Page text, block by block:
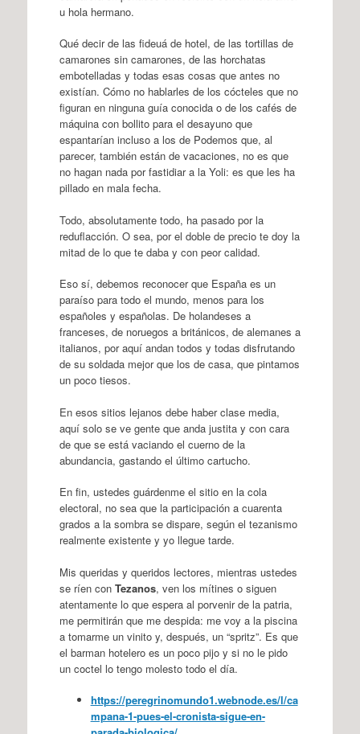
u hola hermano.
Qué decir de las fideuá de hotel, de las tortillas de
camarones sin camarones, de las horchatas
embotelladas y todas esas cosas que antes no
existían. Cómo no hablarles de los cócteles que no
figuran en ninguna guía conocida o de los cafés de
máquina con bollito para el desayuno que
espantarían incluso a los de Podemos que, al
parecer, también están de vacaciones, no es que
no hagan nada por fastidiar a la Yoli: es que les ha
pillado en mala fecha.
Todo, absolutamente todo, ha pasado por la
reduflacción. O sea, por el doble de precio te doy la
mitad de lo que te daba y con peor calidad.
Eso sí, debemos reconocer que España es un
paraíso para todo el mundo, menos para los
españoles y españolas. De holandeses a
franceses, de noruegos a británicos, de alemanes a
italianos, por aquí andan todos y todas disfrutando
de su soldada mejor que los de casa, que pintamos
un poco tiesos.
En esos sitios lejanos debe haber clase media,
aquí solo se ve gente que anda justita y con cara
de que se está vaciando el cuerno de la
abundancia, gastando el último cartucho.
En fin, ustedes guárdenme el sitio en la cola
electoral, no sea que la participación a cuarenta
grados a la sombra se dispare, según el tezanismo
realmente existente y yo llegue tarde.
Mis queridas y queridos lectores, mientras ustedes
se ríen con Tezanos, ven los mítines o siguen
atentamente lo que espera al porvenir de la patria,
me permitirán que me despida: me voy a la piscina
a tomarme un vinito y, después, un “spritz”. Es que
el barman hotelero es un poco pijo y si no le pido
un coctel lo tengo molesto todo el día.
https://peregrinomundo1.webnode.es/l/ca
mpana-1-pues-el-cronista-sigue-en-